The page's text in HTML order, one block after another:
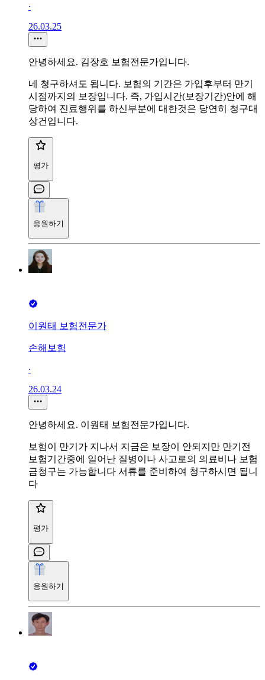
∙
26.03.25
안녕하세요. 김장호 보험전문가입니다.
네 청구하셔도 됩니다. 보험의 기간은 가입후부터 만기
시점까지의 보장입니다. 즉, 가입시간(보장기간)안에 해
당하여 진료행위를 하신부분에 대한것은 당연히 청구대
상건입니다.
평가
응원하기
이원태 보험전문가
손해보험
∙
26.03.24
안녕하세요. 이원태 보험전문가입니다.
보험이 만기가 지나서 지금은 보장이 안되지만 만기전
보험기간중에 일어난 질병이나 사고로의 의료비나 보험
금청구는 가능합니다 서류를 준비하여 청구하시면 됩니
다
평가
응원하기